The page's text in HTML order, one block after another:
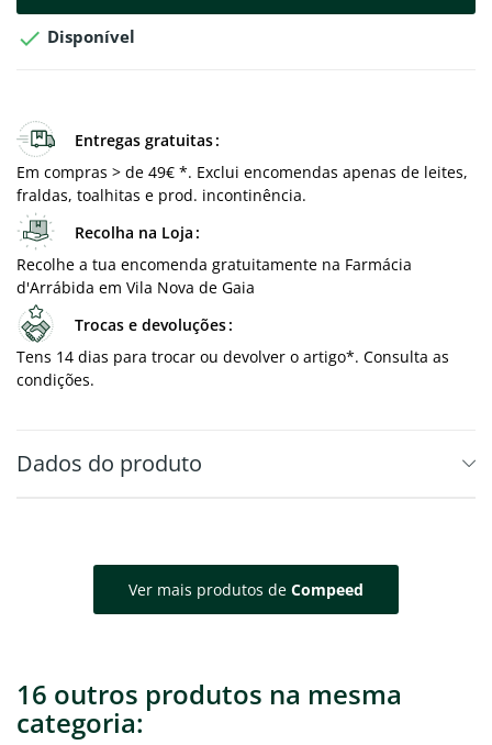
 Disponível
Entregas gratuitas
Em compras > de 49€ *. Exclui encomendas apenas de leites,
fraldas, toalhitas e prod. incontinência.
Recolha na Loja
Recolhe a tua encomenda gratuitamente na Farmácia
d'Arrábida em Vila Nova de Gaia
Trocas e devoluções
Tens 14 dias para trocar ou devolver o artigo*. Consulta as
condições.
Dados do produto
Ver mais produtos de Compeed
16 outros produtos na mesma
categoria: